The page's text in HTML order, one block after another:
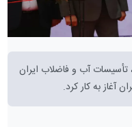
تأسیسات آب و فاضلاب ایران
آغاز به کار کرد.